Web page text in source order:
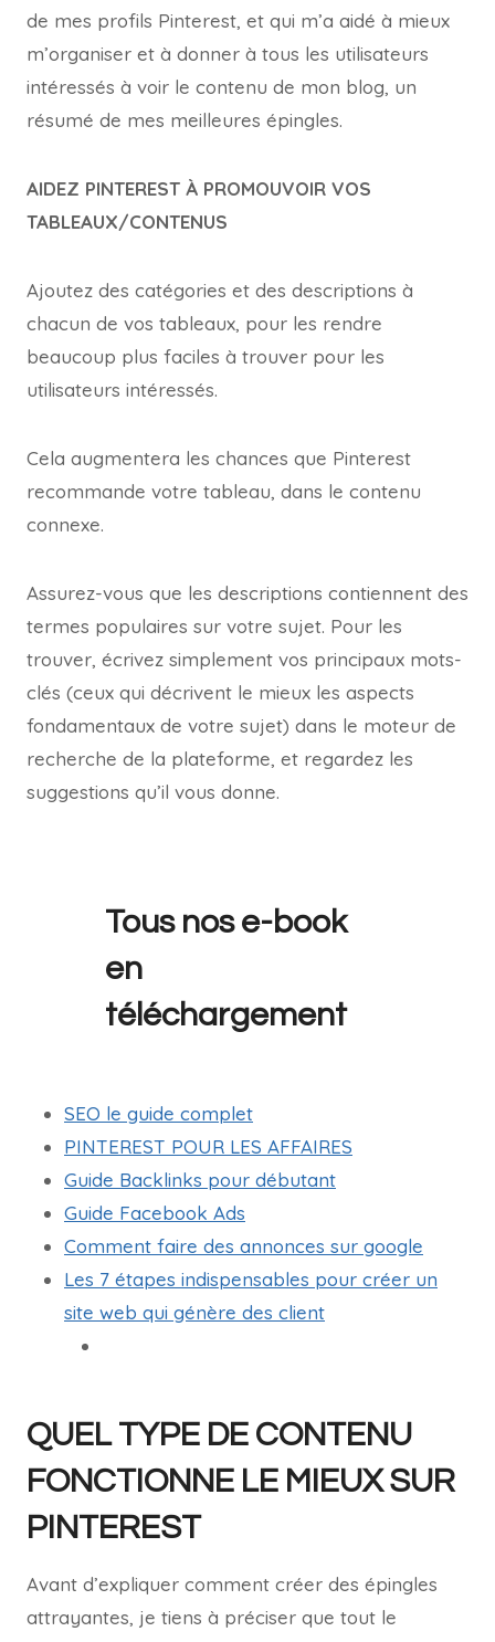
de mes profils Pinterest, et qui m’a aidé à mieux
m’organiser et à donner à tous les utilisateurs
intéressés à voir le contenu de mon blog, un
résumé de mes meilleures épingles.
AIDEZ PINTEREST À PROMOUVOIR VOS
TABLEAUX/CONTENUS
Ajoutez des catégories et des descriptions à
chacun de vos tableaux, pour les rendre
beaucoup plus faciles à trouver pour les
utilisateurs intéressés.
Cela augmentera les chances que Pinterest
recommande votre tableau, dans le contenu
connexe.
Assurez-vous que les descriptions contiennent des
termes populaires sur votre sujet. Pour les
trouver, écrivez simplement vos principaux mots-
clés (ceux qui décrivent le mieux les aspects
fondamentaux de votre sujet) dans le moteur de
recherche de la plateforme, et regardez les
suggestions qu’il vous donne.
Tous nos e-book
en
téléchargement
SEO le guide complet
PINTEREST POUR LES AFFAIRES
Guide Backlinks pour débutant
Guide Facebook Ads
Comment faire des annonces sur google
Les 7 étapes indispensables pour créer un
site web qui génère des client
QUEL TYPE DE CONTENU
FONCTIONNE LE MIEUX SUR
PINTEREST
Avant d’expliquer comment créer des épingles
attrayantes, je tiens à préciser que tout le